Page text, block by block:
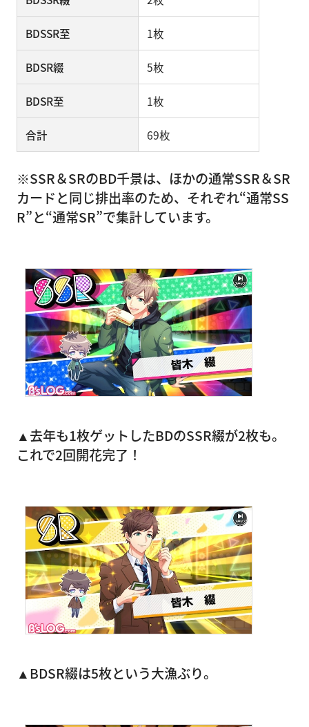
BDSSR至 1枚
BDSR綴 5枚
BDSR至 1枚
合計 69枚
※SSR＆SRのBD千景は、ほかの通常SSR＆SR
カードと同じ排出率のため、それぞれ“通常SS
R”と“通常SR”で集計しています。
▲去年も1枚ゲットしたBDのSSR綴が2枚も。
これで2回開花完了！
▲BDSR綴は5枚という大漁ぶり。